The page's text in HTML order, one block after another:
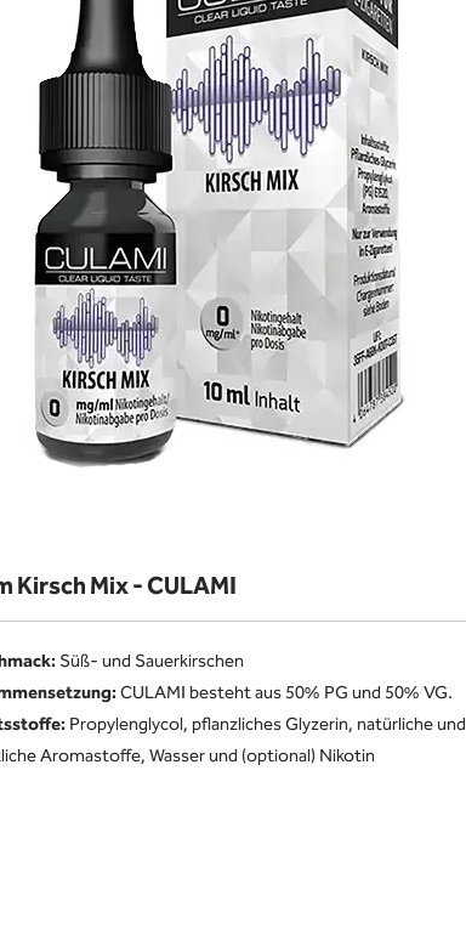
Kirsch Mix - CULAMI
Süß- und Sauerkirschen
CULAMI besteht aus 50% PG und 50% VG.
Propylenglycol, pflanzliches Glyzerin, natürliche und
Aromastoffe, Wasser und (optional) Nikotin